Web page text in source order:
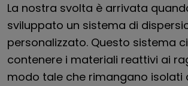
La nostra svolta è arrivata
sviluppato un sistema di
personalizzato. Questo sistema
contenere i materiali reattivi ai
modo tale che rimangano isolati